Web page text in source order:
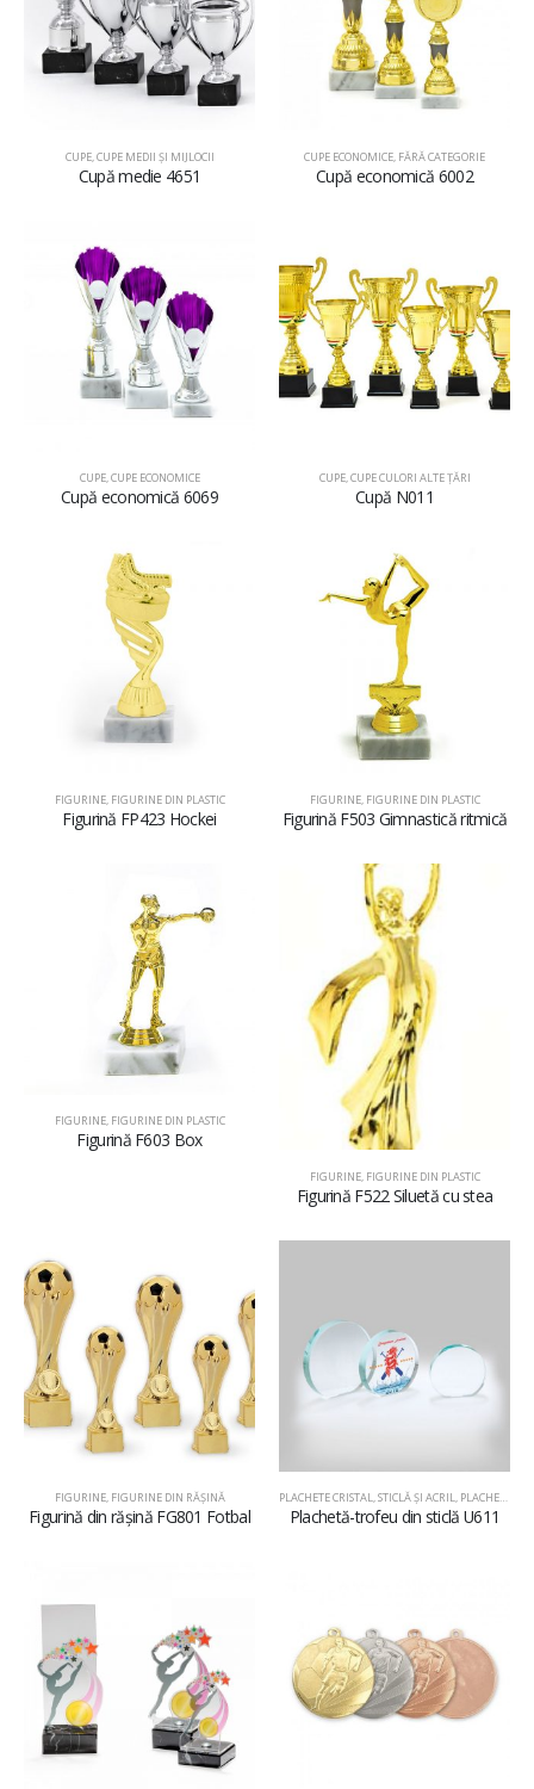
CUPE,CUPE MEDII ŞI MIJLOCII
Cupă medie 4651
CUPE ECONOMICE, FĂRĂ CATEGORIE
Cupă economică 6002
CUPE,CUPE ECONOMICE
Cupă economică 6069
CUPE,CUPE CULORI ALTE ȚĂRI
Cupă N011
FIGURINE, FIGURINE DIN PLASTIC
Figurină FP423 Hockei
FIGURINE, FIGURINE DIN PLASTIC
Figurină F503 Gimnastică ritmică
FIGURINE, FIGURINE DIN PLASTIC
Figurină F603 Box
FIGURINE, FIGURINE DIN PLASTIC
Figurină F522 Siluetă cu stea
FIGURINE, FIGURINE DIN RĂŞINĂ
Figurină din rășină FG801 Fotbal
PLACHETE CRISTAL, STICLĂ ŞI ACRIL, PLACHETE DIN STICLĂ
Plachetă-trofeu din sticlă U611